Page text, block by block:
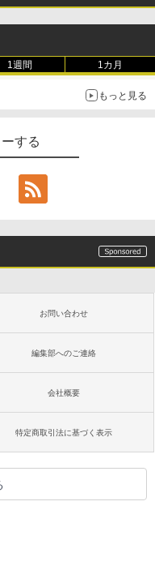
Scribe Colorsoft |
ィスプレイ、64GBスト
能搭載、明るさ自動調
ト、プレミアムペン付
1週間 1カ月
もっと見る
する
お問い合わせ
編集部へのご連絡
会社概要
特定商取引法に基づく表示